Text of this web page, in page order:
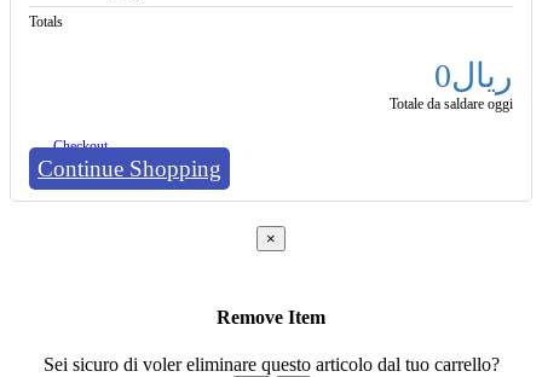
Totals
0ریال
Totale da saldare oggi
Checkout
Continue Shopping
×
Remove Item
Sei sicuro di voler eliminare questo articolo dal tuo carrello?